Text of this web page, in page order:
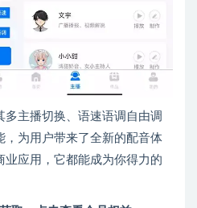
多主播切换、语速语调自由调
，为用户带来了全新的配音体
业应用，它都能成为你得力的